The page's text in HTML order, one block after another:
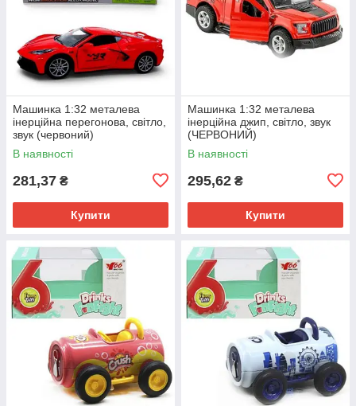
Машинка 1:32 металева
інерційна перегонова, світло,
звук (червоний)
В наявності
281,37 ₴
Купити
Машинка 1:32 металева
інерційна джип, світло, звук
(ЧЕРВОНИЙ)
В наявності
295,62 ₴
Купити